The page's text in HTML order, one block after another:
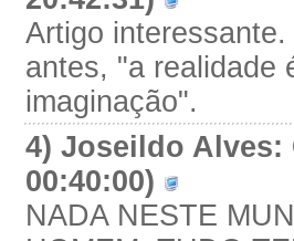
Artigo
antes, "a realidade
imaginação".
4) Joseildo Alves:
00:40:00)
NADA NESTE